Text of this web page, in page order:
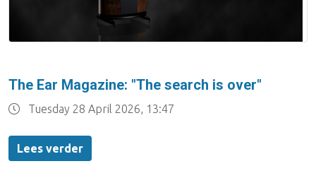
The Ear Magazine: "The search is over"
Tuesday 28 April 2026, 13:47
Lees verder